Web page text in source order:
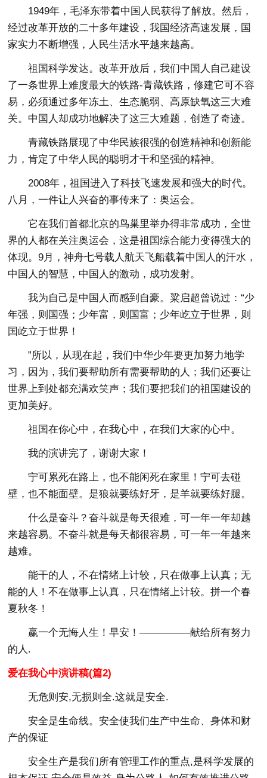
1949年，毛泽东带着中国人民获得了解放。然后，
经过改革开放的二十多年建设，我国经济高速发展，国
家实力不断增强，人民生活水平越来越高。
祖国科学发达。改革开放后，我们中国人自己建设
了一条世界上难度最大的铁路-青藏铁路，修建它可不容
易，必须通过多年冻土、生态脆弱、高原缺氧这三大难
关。中国人却成功地解决了这三大难题，创造了奇迹。
青藏铁路展现了中华民族很强的创造精神和创新能
力，肯定了中华人民的聪明才干和坚强的精神。
2008年，祖国进入了科技飞速发展和强大的时代。
八月，一件让人兴奋的事传来了：奥运会。
它在我们首都北京的鸟巢里举办得非常成功，全世
界的人都在关注奥运会，这是祖国综合能力变得强大的
体现。9月，神舟七号载人航天飞船载着中国人的汗水，
中国人的智慧，中国人的激动，成功发射。
我为自己是中国人而感到自豪。粱启超曾说过：“少
年强，则国强；少年富，则国富；少年屹立于世界，则
国屹立于世界！
”所以，从现在起，我们中华少年要更加努力地学
习，因为，我们要帮助所有需要帮助的人；我们还要让
世界上到处都充满欢笑声；我们要把我们的祖国建设的
更加美好。
祖国在你心中，在我心中，在我们大家的心中。
我的演讲完了，谢谢大家！
宁可累死在路上，也不能闲死在家里！宁可去碰
壁，也不能面壁。是狼就要练好牙，是羊就要练好腿。
什么是奋斗？奋斗就是每天很难，可一年一年却越
来越容易。不奋斗就是每天都很容易，可一年一年越来
越难。
能干的人，不在情绪上计较，只在做事上认真；无
能的人！不在做事上认真，只在情绪上计较。拼一个春
夏秋冬！
赢一个无悔人生！早安！—————献给所有努力
的人.
爱在我心中演讲稿(篇2)
无危则安,无损则全.这就是安全.
安全是生命线。安全使我们生产中生命、身体和财
产的保证
安全生产是我们所有管理工作的重点,是科学发展的